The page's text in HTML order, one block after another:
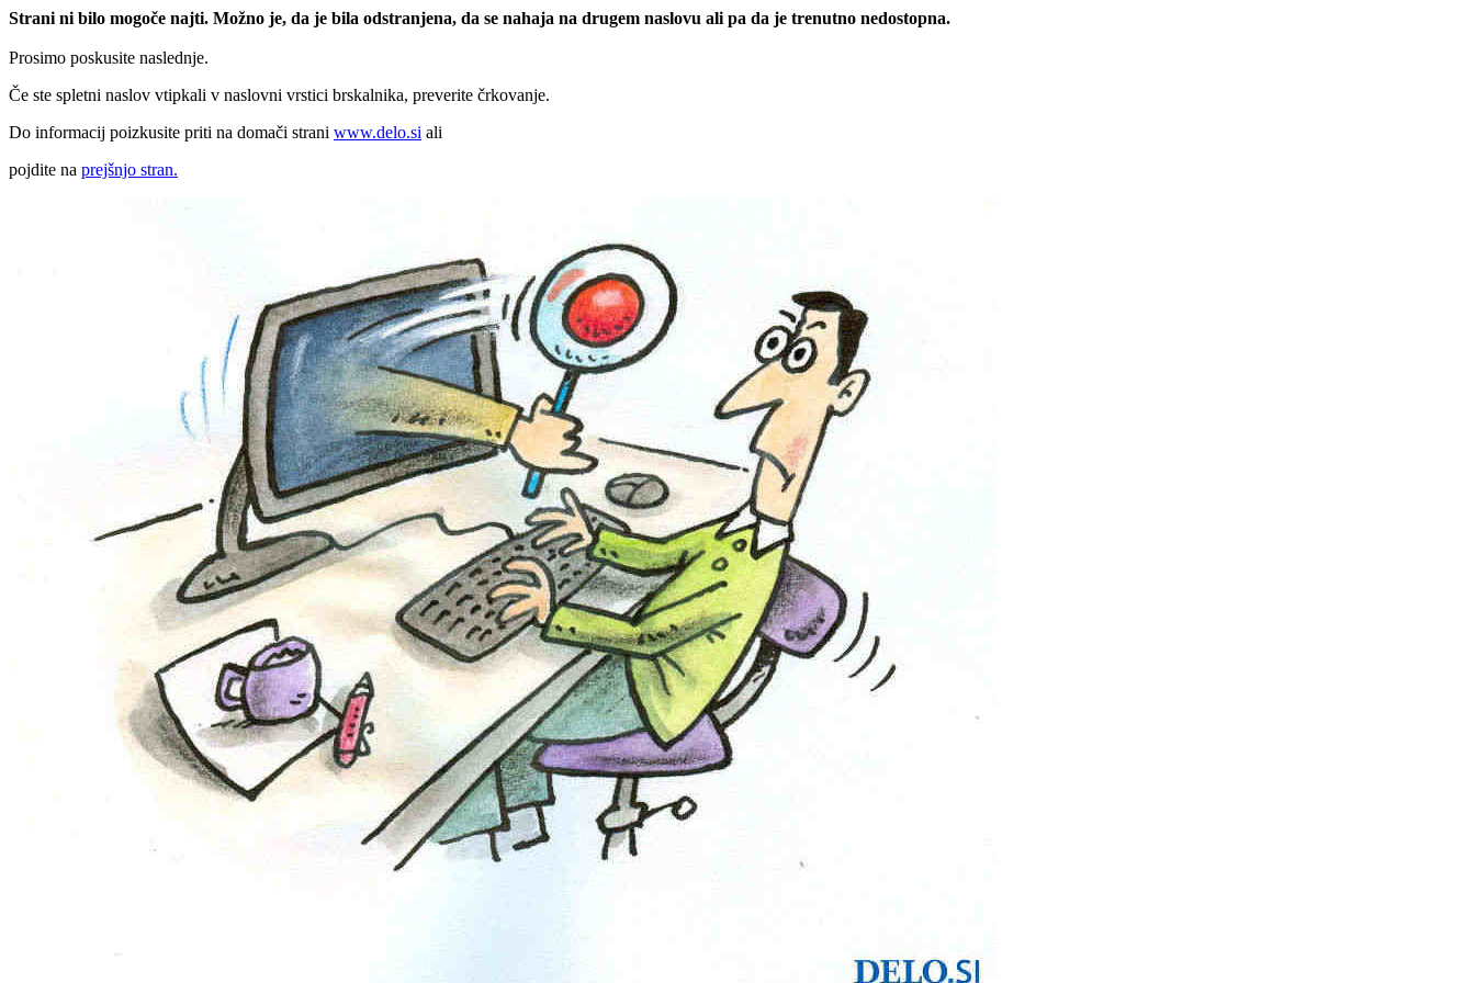
Strani ni bilo mogoče najti. Možno je, da je bila odstranjena, da se nahaja na drugem naslovu ali pa da je trenutno nedostopna.
Prosimo poskusite naslednje.
Če ste spletni naslov vtipkali v naslovni vrstici brskalnika, preverite črkovanje.
Do informacij poizkusite priti na domači strani www.delo.si ali
pojdite na prejšnjo stran.